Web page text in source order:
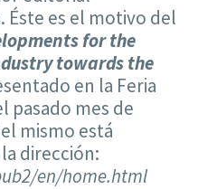
Éste es el motivo del
for the
towards the
en la Feria
pasado mes de
mismo está
dirección:
en/home.html